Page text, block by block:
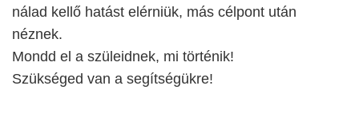
nálad kellő hatást elérniük, más célpont után
néznek.
Mondd el a szüleidnek, mi történik!
Szükséged van a segítségükre!